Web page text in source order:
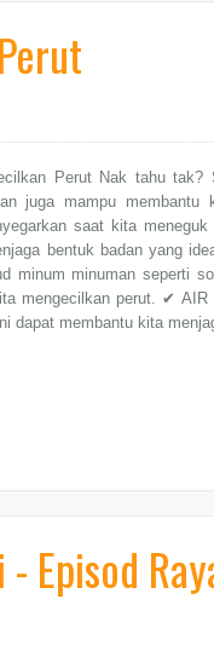
Perut Nak tahu tak?
juga mampu
saat kita
bentuk badan yang
minum minuman seperti
mengecilkan perut. ✔
dapat membantu kita
- Episod